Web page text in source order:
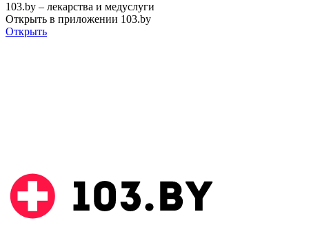
103.by – лекарства и медуслуги
Открыть в приложении 103.by
Открыть